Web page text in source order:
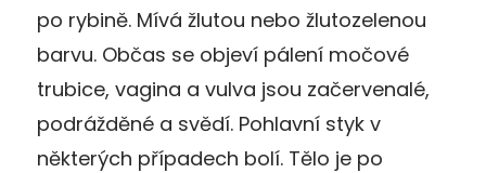
po rybině. Mívá žlutou nebo žlutozelenou
barvu. Občas se objeví pálení močové
trubice, vagina a vulva jsou začervenalé,
podrážděné a svědí. Pohlavní styk v
některých případech bolí. Tělo je po